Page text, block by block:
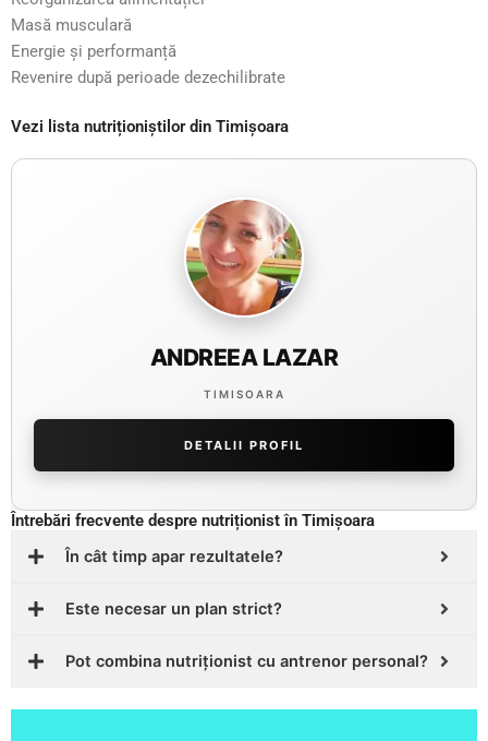
Masă musculară
Energie și performanță
Revenire după perioade dezechilibrate
Vezi lista nutriționiștilor din Timișoara
ANDREEA LAZAR
TIMISOARA
DETALII PROFIL
Întrebări frecvente despre nutriționist în Timișoara
În cât timp apar rezultatele?
Este necesar un plan strict?
Pot combina nutriționist cu antrenor personal?